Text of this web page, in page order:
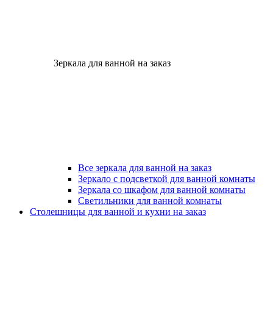
Зеркала для ванной на заказ
Все зеркала для ванной на заказ
Зеркало с подсветкой для ванной комнаты
Зеркала со шкафом для ванной комнаты
Светильники для ванной комнаты
Столешницы для ванной и кухни на заказ